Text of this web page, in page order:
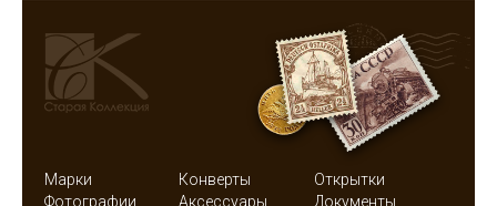
Марки Конверты
Открытки
Фотографии
Аксессуары
Документы